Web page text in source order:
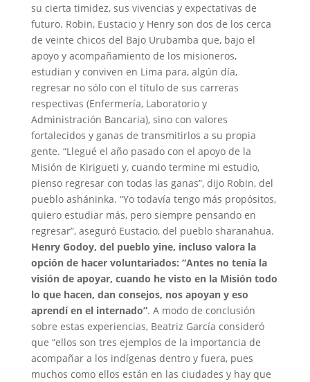
su cierta timidez, sus vivencias y expectativas de
futuro. Robin, Eustacio y Henry son dos de los cerca
de veinte chicos del Bajo Urubamba que, bajo el
apoyo y acompañamiento de los misioneros,
estudian y conviven en Lima para, algún día,
regresar no sólo con el título de sus carreras
respectivas (Enfermería, Laboratorio y
Administración Bancaria), sino con valores
fortalecidos y ganas de transmitirlos a su propia
gente. “Llegué el año pasado con el apoyo de la
Misión de Kirigueti y, cuando termine mi estudio,
pienso regresar con todas las ganas”, dijo Robin, del
pueblo asháninka. “Yo todavía tengo más propósitos,
quiero estudiar más, pero siempre pensando en
regresar”, aseguró Eustacio, del pueblo sharanahua.
Henry Godoy, del pueblo yine, incluso valora la
opción de hacer voluntariados: “Antes no tenía la
visión de apoyar, cuando he visto en la Misión todo
lo que hacen, dan consejos, nos apoyan y eso
aprendí en el internado”. A modo de conclusión
sobre estas experiencias, Beatriz García consideró
que “ellos son tres ejemplos de la importancia de
acompañar a los indígenas dentro y fuera, pues
muchos como ellos están en las ciudades y hay que